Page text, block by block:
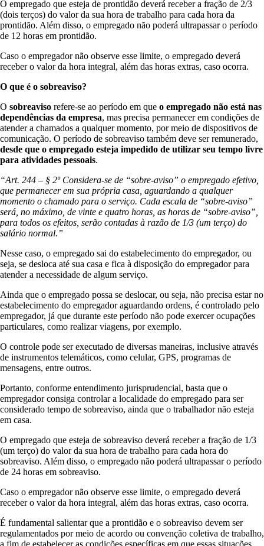
O empregado que esteja de prontidão deverá receber a fração de 2/3
(dois terços) do valor da sua hora de trabalho para cada hora da
prontidão. Além disso, o empregado não poderá ultrapassar o período
de 12 horas em prontidão.
Caso o empregador não observe esse limite, o empregado deverá
receber o valor da hora integral, além das horas extras, caso ocorra.
O que é o sobreaviso?
O sobreaviso refere-se ao período em que o empregado não está nas
dependências da empresa, mas precisa permanecer em condições de
atender a chamados a qualquer momento, por meio de dispositivos de
comunicação. O período de sobreaviso também deve ser remunerado,
desde que o empregado esteja impedido de utilizar seu tempo livre
para atividades pessoais.
“Art. 244 – § 2º Considera-se de “sobre-aviso” o empregado efetivo,
que permanecer em sua própria casa, aguardando a qualquer
momento o chamado para o serviço. Cada escala de “sobre-aviso”
será, no máximo, de vinte e quatro horas, as horas de “sobre-aviso”,
para todos os efeitos, serão contadas à razão de 1/3 (um terço) do
salário normal.”
Nesse caso, o empregado sai do estabelecimento do empregador, ou
seja, se desloca até sua casa e fica à disposição do empregador para
atender a necessidade de algum serviço.
Ainda que o empregado possa se deslocar, ou seja, não precisa estar no
estabelecimento do empregador aguardando ordens, é controlado pelo
empregador, já que durante este período não pode exercer ocupações
particulares, como realizar viagens, por exemplo.
O controle pode ser executado de diversas maneiras, inclusive através
de instrumentos telemáticos, como celular, GPS, programas de
mensagens, entre outros.
Portanto, conforme entendimento jurisprudencial, basta que o
empregador consiga controlar a localidade do empregado para ser
considerado tempo de sobreaviso, ainda que o trabalhador não esteja
em casa.
O empregado que esteja de sobreaviso deverá receber a fração de 1/3
(um terço) do valor da sua hora de trabalho para cada hora do
sobreaviso. Além disso, o empregado não poderá ultrapassar o período
de 24 horas em sobreaviso.
Caso o empregador não observe esse limite, o empregado deverá
receber o valor da hora integral, além das horas extras, caso ocorra.
É fundamental salientar que a prontidão e o sobreaviso devem ser
regulamentados por meio de acordo ou convenção coletiva de trabalho,